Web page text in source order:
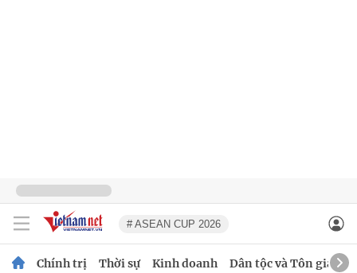
# ASEAN CUP 2026
Chính trị Thời sự Kinh doanh Dân tộc và Tôn giáo